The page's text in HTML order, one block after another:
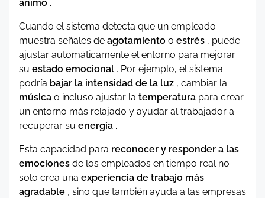
ánimo .
Cuando el sistema detecta que un empleado
muestra señales de agotamiento o estrés , puede
ajustar automáticamente el entorno para mejorar
su estado emocional . Por ejemplo, el sistema
podría bajar la intensidad de la luz , cambiar la
música o incluso ajustar la temperatura para crear
un entorno más relajado y ayudar al trabajador a
recuperar su energía .
Esta capacidad para reconocer y responder a las
emociones de los empleados en tiempo real no
solo crea una experiencia de trabajo más
agradable , sino que también ayuda a las empresas